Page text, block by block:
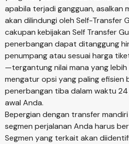
apabila terjadi gangguan, asalkan
akan dilindungi oleh Self-Transfer
cakupan kebijakan Self Transfer
penerbangan dapat ditanggung
penumpang atau sesuai harga
—tergantung nilai mana yang lebih
mengatur opsi yang paling efisien
penerbangan tiba dalam waktu
awal Anda.
Bepergian dengan transfer
segmen perjalanan Anda harus
Segmen yang terkait akan